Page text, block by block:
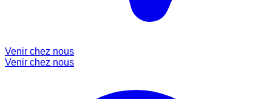
Venir chez nous
Venir chez nous